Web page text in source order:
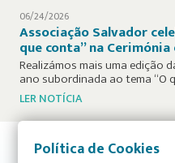
06/24/2026
Associação Salvador
que conta” na
Realizámos mais uma edição
ano subordinada ao tema “O
LER NOTÍCIA
Política de Cookies